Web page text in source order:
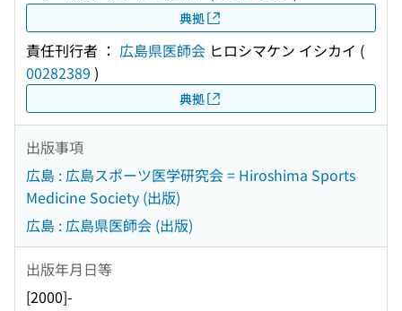
典拠
責任刊行者 ： 広島県医師会 ヒロシマケン イシカイ (
00282389 )
典拠
出版事項
広島 : 広島スポーツ医学研究会 = Hiroshima Sports
Medicine Society (出版)
広島 : 広島県医師会 (出版)
出版年月日等
[2000]-